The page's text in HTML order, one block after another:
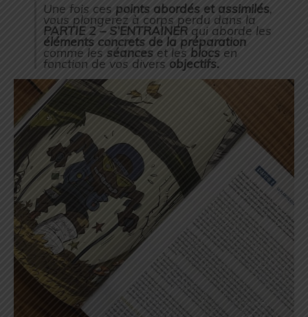
Une fois ces points abordés et assimilés,
vous plongerez à corps perdu dans la
PARTIE 2 – S’ENTRAINER qui aborde les
éléments concrets de la préparation
comme les séances et les blocs en
fonction de vos divers objectifs.